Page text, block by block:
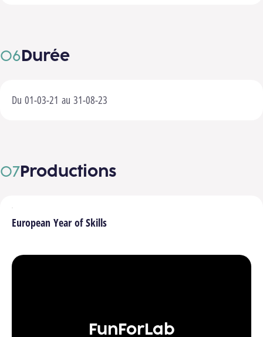
Durée
Du 01-03-21 au 31-08-23
Productions
European Year of Skills
FunForLab